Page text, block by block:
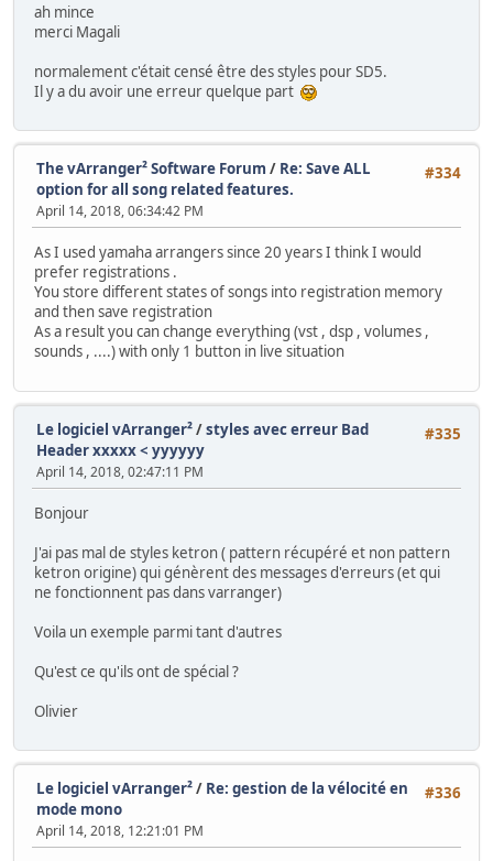
ah mince
merci Magali
normalement c'était censé être des styles pour SD5.
Il y a du avoir une erreur quelque part
#334
The vArranger² Software Forum / Re: Save ALL
option for all song related features.
April 14, 2018, 06:34:42 PM
As I used yamaha arrangers since 20 years I think I would
prefer registrations .
You store different states of songs into registration memory
and then save registration
As a result you can change everything (vst , dsp , volumes ,
sounds , ....) with only 1 button in live situation
#335
Le logiciel vArranger²/styles avec erreur Bad
Header xxxxx < yyyyyy
April 14, 2018, 02:47:11 PM
Bonjour
J'ai pas mal de styles ketron ( pattern récupéré et non pattern
ketron origine) qui génèrent des messages d'erreurs (et qui
ne fonctionnent pas dans varranger)
Voila un exemple parmi tant d'autres
Qu'est ce qu'ils ont de spécial ?
Olivier
#336
Le logiciel vArranger²/ Re: gestion de la vélocité en
mode mono
April 14, 2018, 12:21:01 PM